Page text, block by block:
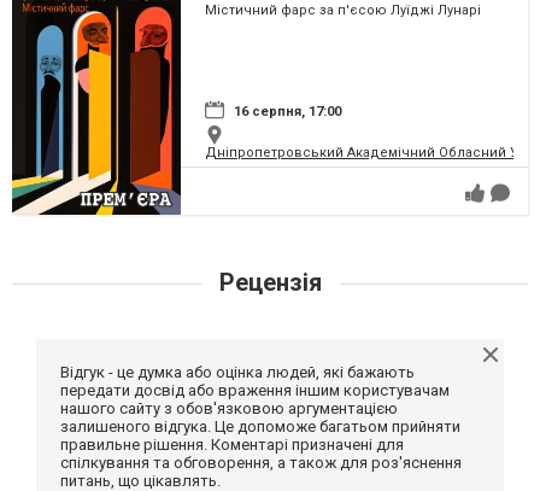
Містичний фарс за п'єсою Луїджі Лунарі
16 серпня, 17:00
Дніпропетровський Академічний Обласний
Рецензія
Відгук - це думка або оцінка людей, які бажають
передати досвід або враження іншим користувачам
нашого сайту з обов'язковою аргументацією
залишеного відгука. Це допоможе багатьом прийняти
правильне рішення. Коментарі призначені для
спілкування та обговорення, а також для роз'яснення
питань, що цікавлять.